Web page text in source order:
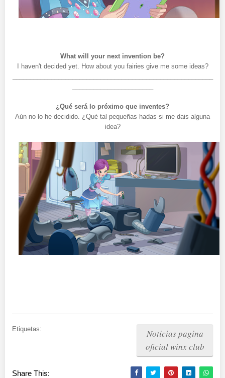
What will your next invention be?
I haven't decided yet. How about you fairies give me some ideas?
¿Qué será lo próximo que inventes?
Aún no lo he decidido. ¿Qué tal pequeñas hadas si me dais alguna
idea?
Etiquetas:
Noticias pagina
oficial winx club
Share This: